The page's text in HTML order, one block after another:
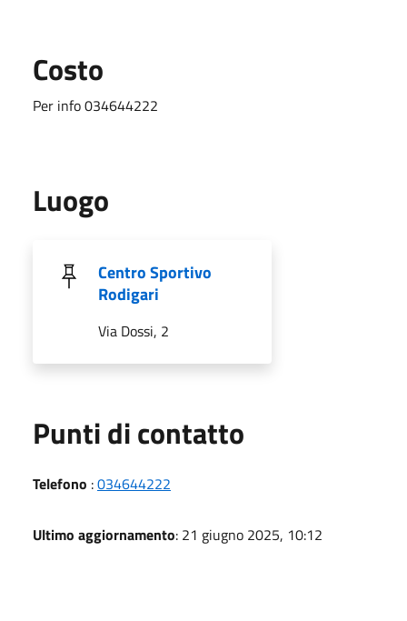
Costo
Per info 034644222
Luogo
Centro Sportivo
Rodigari
Via Dossi, 2
Punti di contatto
Telefono :034644222
Ultimo aggiornamento: 21 giugno 2025, 10:12